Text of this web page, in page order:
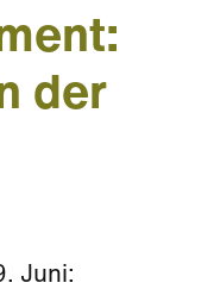
der
Juni: